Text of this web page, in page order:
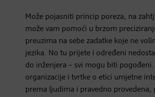
Može pojasniti princip poreza, na
može vam pomoći u brzom
preuzima na sebe zadatke koje ne
jezika. No tu prijete i određeni
do inženjera – svi mogu biti
organizacije i tvrtke o etici umjetne
prema ljudima i pravedno provedena,